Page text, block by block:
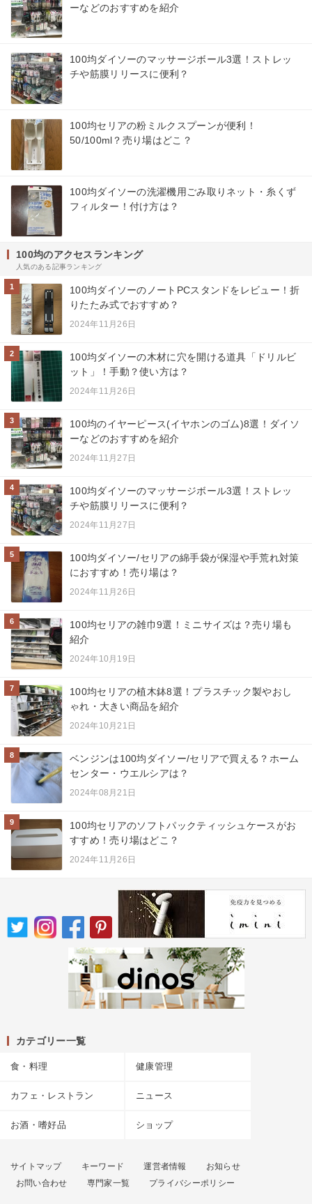
ーなどのおすすめを紹介
100均ダイソーのマッサージボール3選！ストレッ
チや筋膜リリースに便利？
100均セリアの粉ミルクスプーンが便利！
50/100ml？売り場はどこ？
100均ダイソーの洗濯機用ごみ取りネット・糸くず
フィルター！付け方は？
100均のアクセスランキング
人気のある記事ランキング
1
100均ダイソーのノートPCスタンドをレビュー！折
りたたみ式でおすすめ？
2024年11月26日
2
100均ダイソーの木材に穴を開ける道具「ドリルビ
ット」！手動？使い方は？
2024年11月26日
3
100均のイヤーピース(イヤホンのゴム)8選！ダイソ
ーなどのおすすめを紹介
2024年11月27日
4
100均ダイソーのマッサージボール3選！ストレッ
チや筋膜リリースに便利？
2024年11月27日
5
100均ダイソー/セリアの綿手袋が保湿や手荒れ対策
におすすめ！売り場は？
2024年11月26日
6
100均セリアの雑巾9選！ミニサイズは？売り場も
紹介
2024年10月19日
7
100均セリアの植木鉢8選！プラスチック製やおし
ゃれ・大きい商品を紹介
2024年10月21日
8
ベンジンは100均ダイソー/セリアで買える？ホーム
センター・ウエルシアは？
2024年08月21日
9
100均セリアのソフトパックティッシュケースがお
すすめ！売り場はどこ？
2024年11月26日
カテゴリー一覧
食・料理 健康管理
カフェ・レストラン ニュース
お酒・嗜好品 ショップ
サイトマップ キーワード 運営者情報
お知らせ
お問い合わせ
専門家一覧 プライバシーポリシー